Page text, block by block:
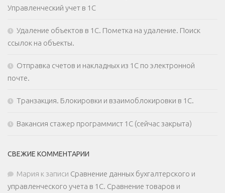
Управленческий учет в 1С
Удаление объектов в 1С. Пометка на удаление. Поиск
ссылок на объекты.
Отправка счетов и накладных из 1С по электронной
почте.
Транзакция. Блокировки и взаимоблокировки в 1С.
Вакансия стажер программист 1С (сейчас закрыта)
СВЕЖИЕ КОММЕНТАРИИ
Мария к записи Сравнение данных бухгалтерского и
управленческого учета в 1С. Сравнение товаров и